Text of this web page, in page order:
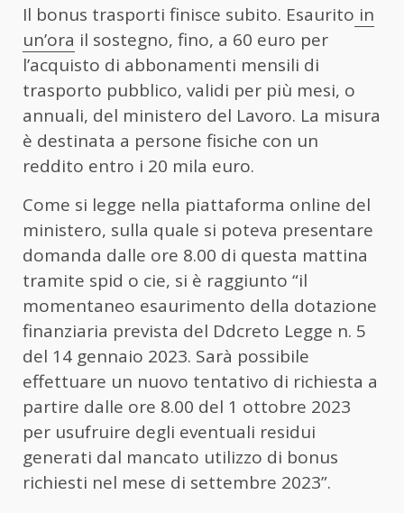
Il bonus trasporti finisce subito. Esaurito in
un’ora il sostegno, fino, a 60 euro per
l’acquisto di abbonamenti mensili di
trasporto pubblico, validi per più mesi, o
annuali, del ministero del Lavoro. La misura
è destinata a persone fisiche con un
reddito entro i 20 mila euro.
Come si legge nella piattaforma online del
ministero, sulla quale si poteva presentare
domanda dalle ore 8.00 di questa mattina
tramite spid o cie, si è raggiunto “il
momentaneo esaurimento della dotazione
finanziaria prevista del Ddcreto Legge n. 5
del 14 gennaio 2023. Sarà possibile
effettuare un nuovo tentativo di richiesta a
partire dalle ore 8.00 del 1 ottobre 2023
per usufruire degli eventuali residui
generati dal mancato utilizzo di bonus
richiesti nel mese di settembre 2023”.